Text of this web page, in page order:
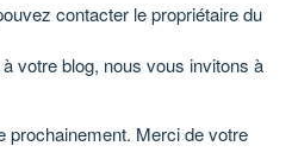
contacter le propriétaire du
votre blog, nous vous invitons à
prochainement. Merci de votre